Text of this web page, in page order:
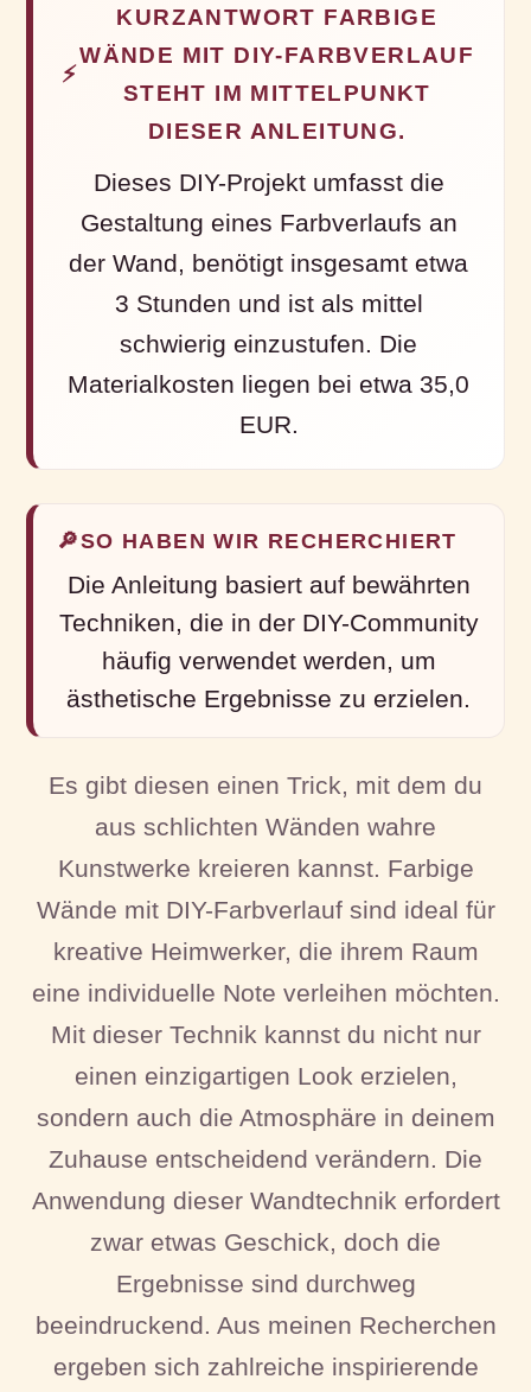
⚡
KURZANTWORT FARBIGE
WÄNDE MIT DIY-FARBVERLAUF
STEHT IM MITTELPUNKT
DIESER ANLEITUNG.
Dieses DIY-Projekt umfasst die
Gestaltung eines Farbverlaufs an
der Wand, benötigt insgesamt etwa
3 Stunden und ist als mittel
schwierig einzustufen. Die
Materialkosten liegen bei etwa 35,0
EUR.
🔎SO HABEN WIR RECHERCHIERT
Die Anleitung basiert auf bewährten
Techniken, die in der DIY-Community
häufig verwendet werden, um
ästhetische Ergebnisse zu erzielen.
Es gibt diesen einen Trick, mit dem du
aus schlichten Wänden wahre
Kunstwerke kreieren kannst. Farbige
Wände mit DIY-Farbverlauf sind ideal für
kreative Heimwerker, die ihrem Raum
eine individuelle Note verleihen möchten.
Mit dieser Technik kannst du nicht nur
einen einzigartigen Look erzielen,
sondern auch die Atmosphäre in deinem
Zuhause entscheidend verändern. Die
Anwendung dieser Wandtechnik erfordert
zwar etwas Geschick, doch die
Ergebnisse sind durchweg
beeindruckend. Aus meinen Recherchen
ergeben sich zahlreiche inspirierende